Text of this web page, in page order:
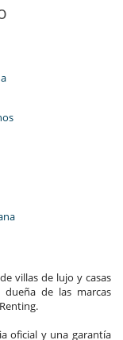
villas de lujo y casas
dueña de las marcas
oficial y una garantía